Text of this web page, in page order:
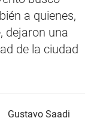
a quienes,
dejaron una
de la ciudad
Gustavo Saadi